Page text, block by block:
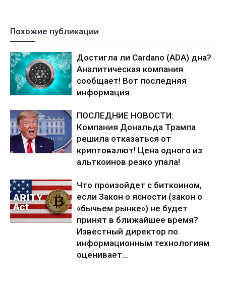
Похожие публикации
Достигла ли Cardano (ADA) дна?
Аналитическая компания
сообщает! Вот последняя
информация
ПОСЛЕДНИЕ НОВОСТИ:
Компания Дональда Трампа
решила отказаться от
криптовалют! Цена одного из
альткоинов резко упала!
Что произойдет с биткоином,
если Закон о ясности (закон о
«бычьем рынке») не будет
принят в ближайшее время?
Известный директор по
информационным технологиям
оценивает...